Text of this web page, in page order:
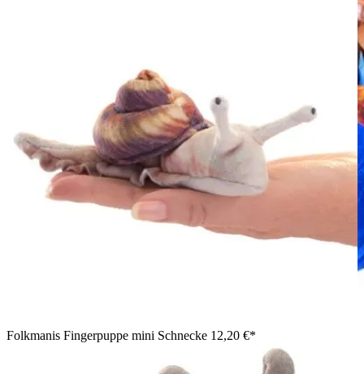
Folkmanis Fingerpuppe mini Schnecke 12,20 €*